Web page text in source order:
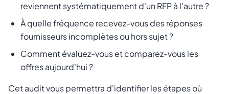
reviennent systématiquement d'un RFP à l'autre ?
À quelle fréquence recevez-vous des réponses
fournisseurs incomplètes ou hors sujet ?
Comment évaluez-vous et comparez-vous les
offres aujourd'hui ?
Cet audit vous permettra d'identifier les étapes où